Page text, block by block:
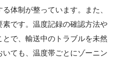
体制が整っています。また、
素です。温度記録の確認方法や
で、輸送中のトラブルを未然
ても、温度帯ごとにゾーニン